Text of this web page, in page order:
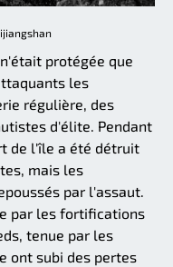
protégée que
les
régulière, des
d'élite. Pendant
de l'île a été détruit
mais les
par l'assaut.
par les fortifications
tenue par les
ont subi des pertes